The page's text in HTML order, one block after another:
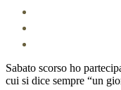
Sabato scorso ho
cui si dice sempre “un